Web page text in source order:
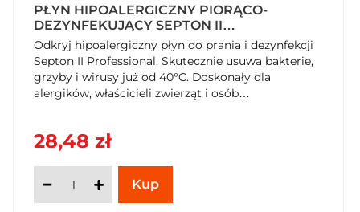
PŁYN HIPOALERGICZNY PIORĄCO-
DEZYNFEKUJĄCY SEPTON II
PROFESSIONAL 1,5 KG
Odkryj hipoalergiczny płyn do prania i dezynfekcji
Septon II Professional. Skutecznie usuwa bakterie,
grzyby i wirusy już od 40°C. Doskonały dla
alergików, właścicieli zwierząt i osób
28,48 zł